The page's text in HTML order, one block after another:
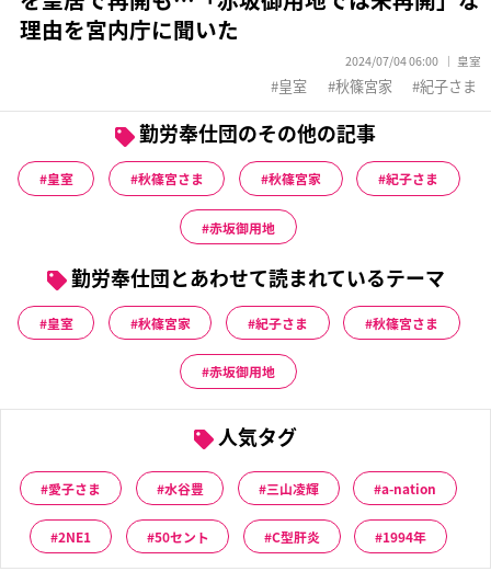
理由を宮内庁に聞いた
2024/07/04 06:00 皇室
皇室 秋篠宮家 紀子さま
勤労奉仕団のその他の記事
皇室 秋篠宮さま 秋篠宮家 紀子さま
赤坂御用地
勤労奉仕団とあわせて読まれているテーマ
皇室 秋篠宮家 紀子さま 秋篠宮さま
赤坂御用地
人気タグ
愛子さま 水谷豊 三山凌輝 a-nation
2NE1 50セント C型肝炎 1994年